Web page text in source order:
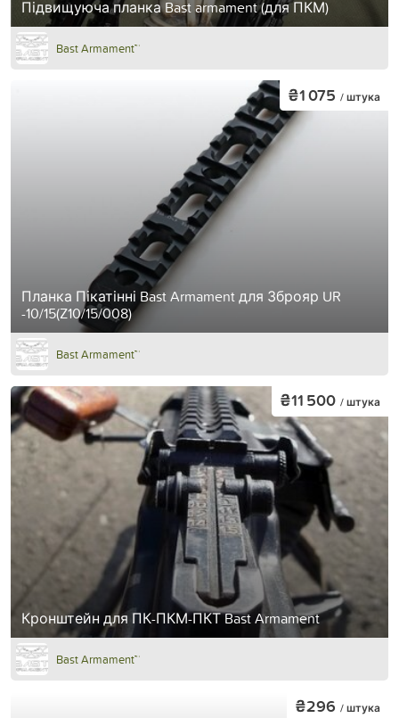
Підвищуюча планка Bast armament (для ПКМ)
Bast Armament™
Планка Пікатінні Bast Armament для Зброяр UR
-10/15(Z10/15/008)
₴1 075 / штука
Bast Armament™
Кронштейн для ПК-ПКМ-ПКТ Bast Armament
₴11 500 / штука
Bast Armament™
₴296 / штука